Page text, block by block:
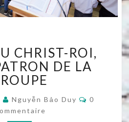
DU
CHRIST-
ROI,
SAINT
PATRON
DE
LA
CHRIST-ROI,
DE LA
Nguyễn Bảo Duy
0